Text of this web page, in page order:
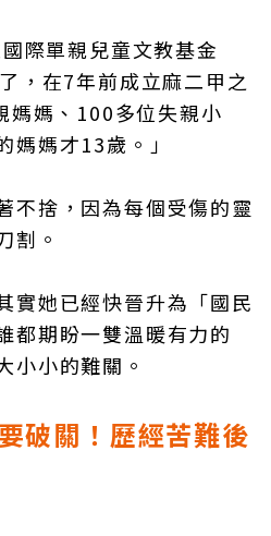
際單親兒童文教基金
，在7年前成立麻二甲之
媽媽、100多位失親小
媽媽才13歲。」
不捨，因為每個受傷的靈
割。
實她已經快晉升為「國民
都期盼一雙溫暖有力的
小小的難關。
破關！歷經苦難後